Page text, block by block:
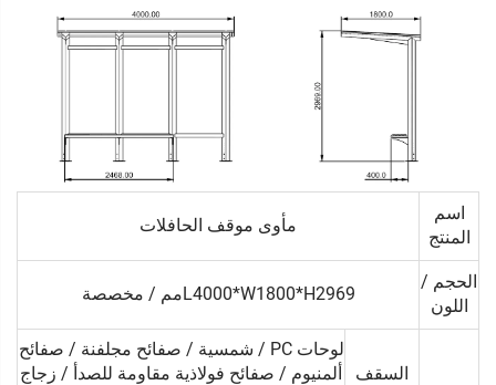
اسم
المنتج
مأوى موقف الحافلات
الحجم /
اللون
L4000*W1800*H2969مم / مخصصة
السقف
لوحات PC / شمسية / صفائح مجلفنة / صفائح
ألمنيوم / صفائح فولاذية مقاومة للصدأ / زجاج